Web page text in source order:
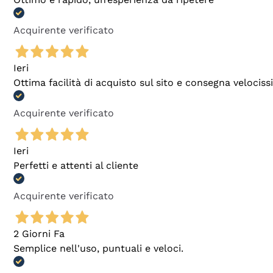
Acquirente verificato
Ieri
Ottima facilità di acquisto sul sito e consegna
Acquirente verificato
Ieri
Perfetti e attenti al cliente
Acquirente verificato
2 Giorni Fa
Semplice nell'uso, puntuali e veloci.